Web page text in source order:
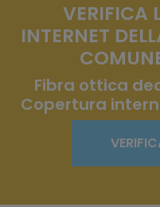
VERIFICA
INTERNET
Fibra ottica
Copertura